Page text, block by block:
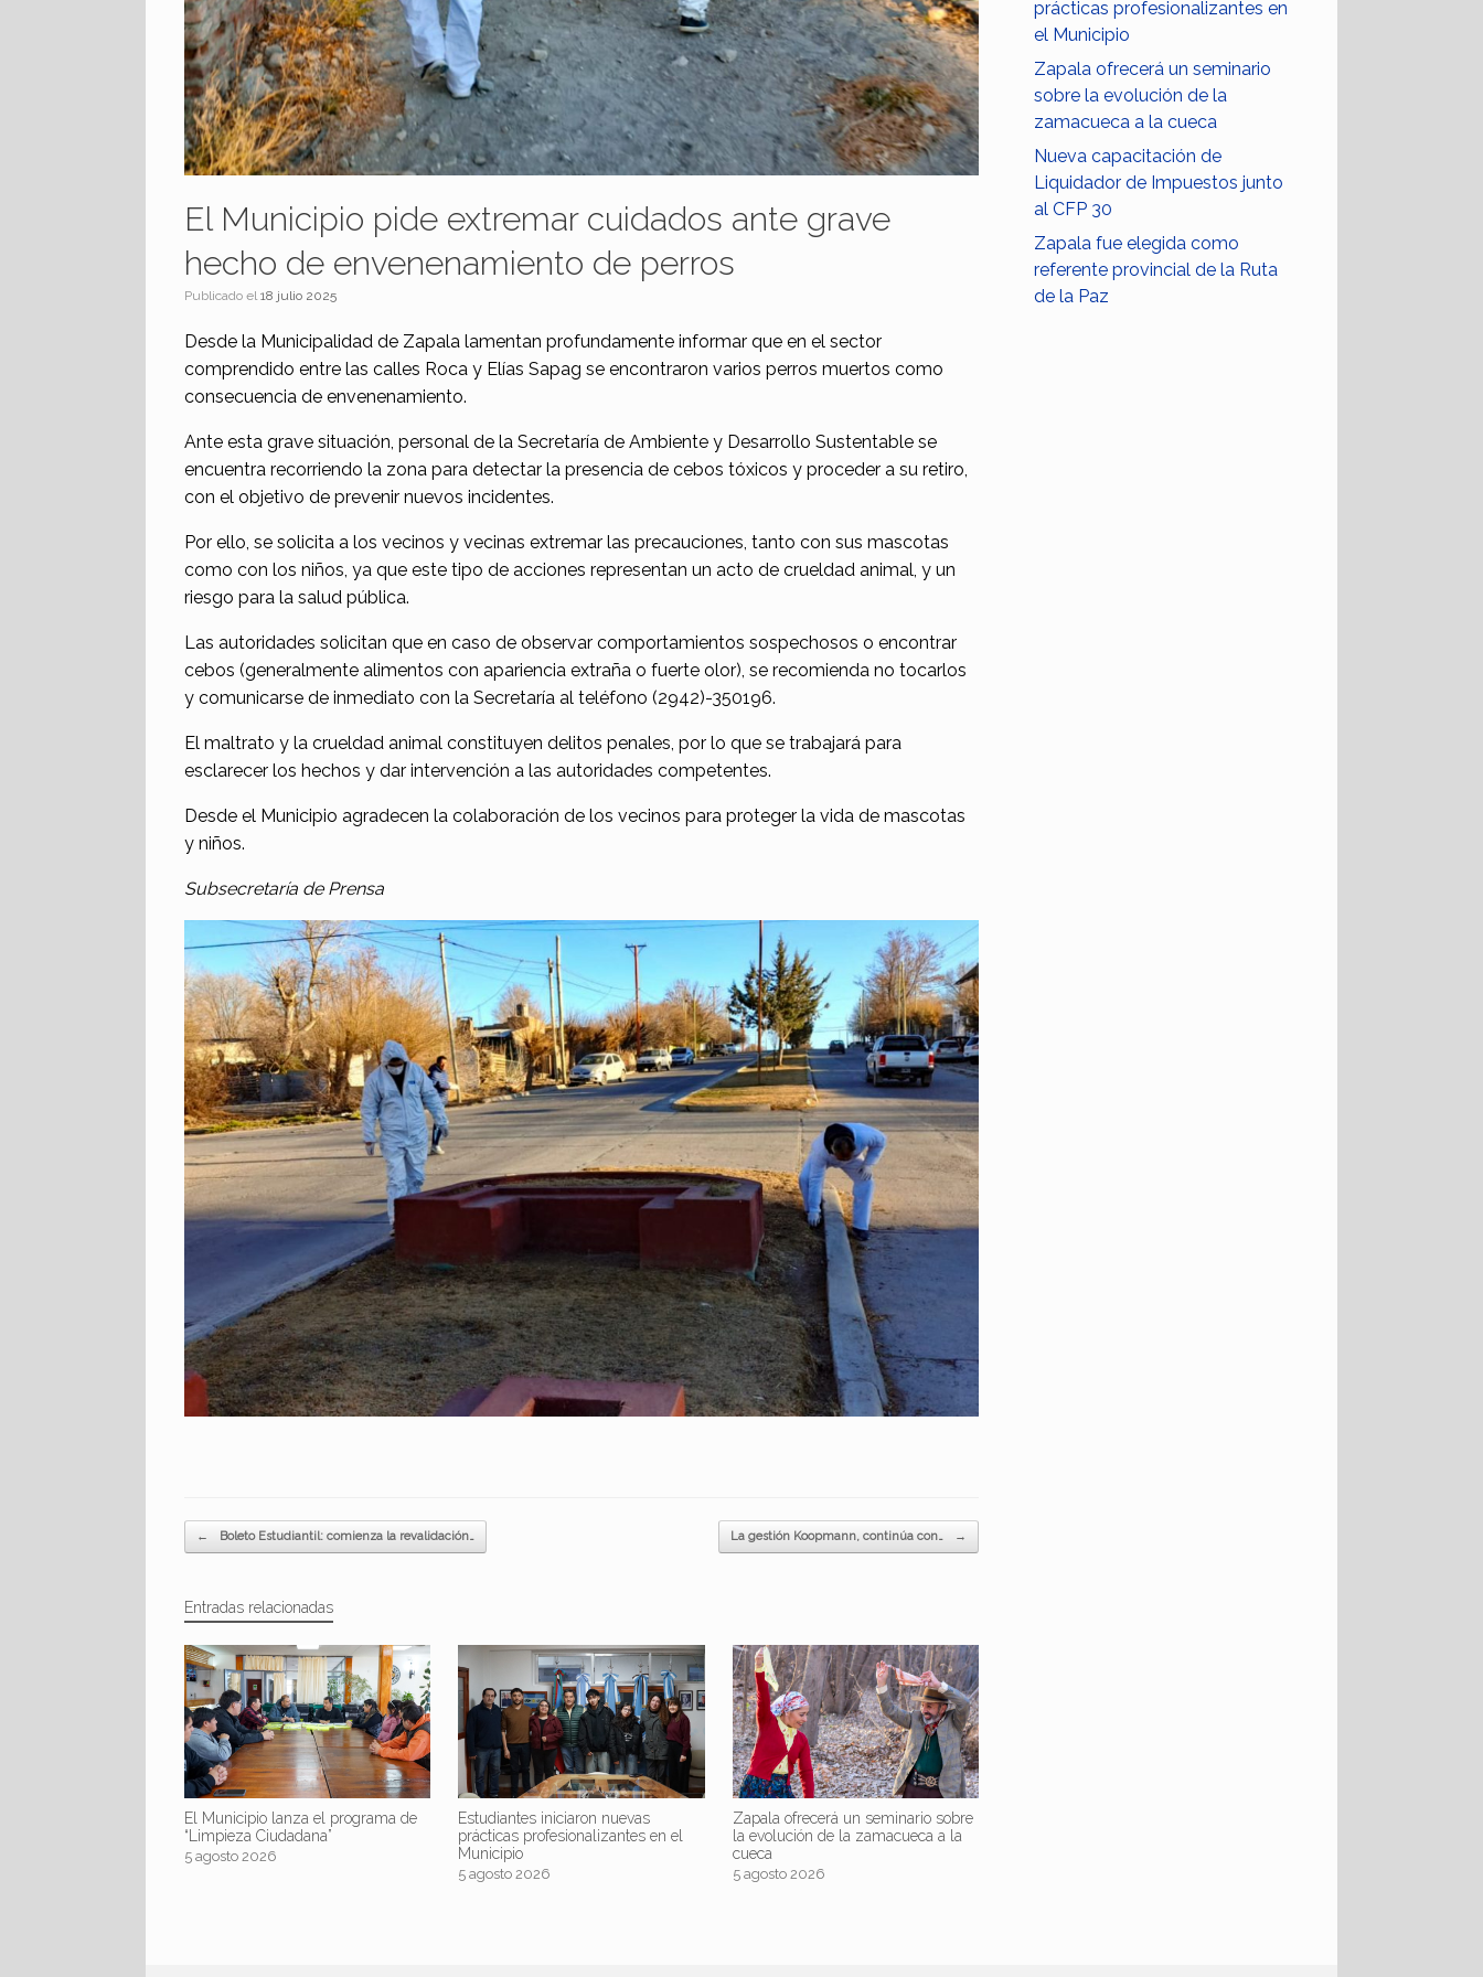
El Municipio pide extremar cuidados ante grave
hecho de envenenamiento de perros
Publicado el18 julio 2025
Desde la Municipalidad de Zapala lamentan profundamente informar que en el sector
comprendido entre las calles Roca y Elías Sapag se encontraron varios perros muertos como
consecuencia de envenenamiento.
Ante esta grave situación, personal de la Secretaría de Ambiente y Desarrollo Sustentable se
encuentra recorriendo la zona para detectar la presencia de cebos tóxicos y proceder a su retiro,
con el objetivo de prevenir nuevos incidentes.
Por ello, se solicita a los vecinos y vecinas extremar las precauciones, tanto con sus mascotas
como con los niños, ya que este tipo de acciones representan un acto de crueldad animal, y un
riesgo para la salud pública.
Las autoridades solicitan que en caso de observar comportamientos sospechosos o encontrar
cebos (generalmente alimentos con apariencia extraña o fuerte olor), se recomienda no tocarlos
y comunicarse de inmediato con la Secretaría al teléfono (2942)-350196.
El maltrato y la crueldad animal constituyen delitos penales, por lo que se trabajará para
esclarecer los hechos y dar intervención a las autoridades competentes.
Desde el Municipio agradecen la colaboración de los vecinos para proteger la vida de mascotas
y niños.
Subsecretaría de Prensa
Navegador de artículos
← Boleto Estudiantil: comienza la revalidación… La gestión Koopmann, continúa con… →
Entradas relacionadas
El Municipio lanza el programa de
“Limpieza Ciudadana”
5 agosto 2026
Estudiantes iniciaron nuevas
prácticas profesionalizantes en el
Municipio
5 agosto 2026
Zapala ofrecerá un seminario sobre
la evolución de la zamacueca a la
cueca
5 agosto 2026
prácticas profesionalizantes en
el Municipio
Zapala ofrecerá un seminario
sobre la evolución de la
zamacueca a la cueca
Nueva capacitación de
Liquidador de Impuestos junto
al CFP 30
Zapala fue elegida como
referente provincial de la Ruta
de la Paz